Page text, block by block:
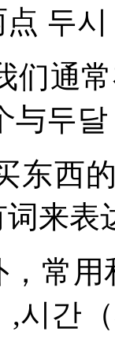
点 두
们通
与두
东西
来表
，常
,시간